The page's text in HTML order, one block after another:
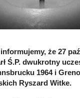
że 27
Ś.P. dwukrotny
1964 i
Ryszard Witke.